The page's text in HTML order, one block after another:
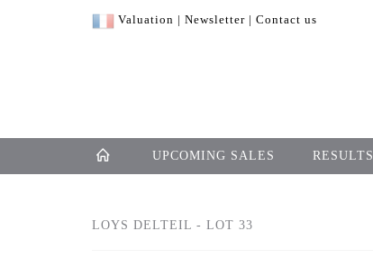
Valuation | Newsletter | Contact us
UPCOMING SALES RESULTS
LOYS DELTEIL - LOT 33